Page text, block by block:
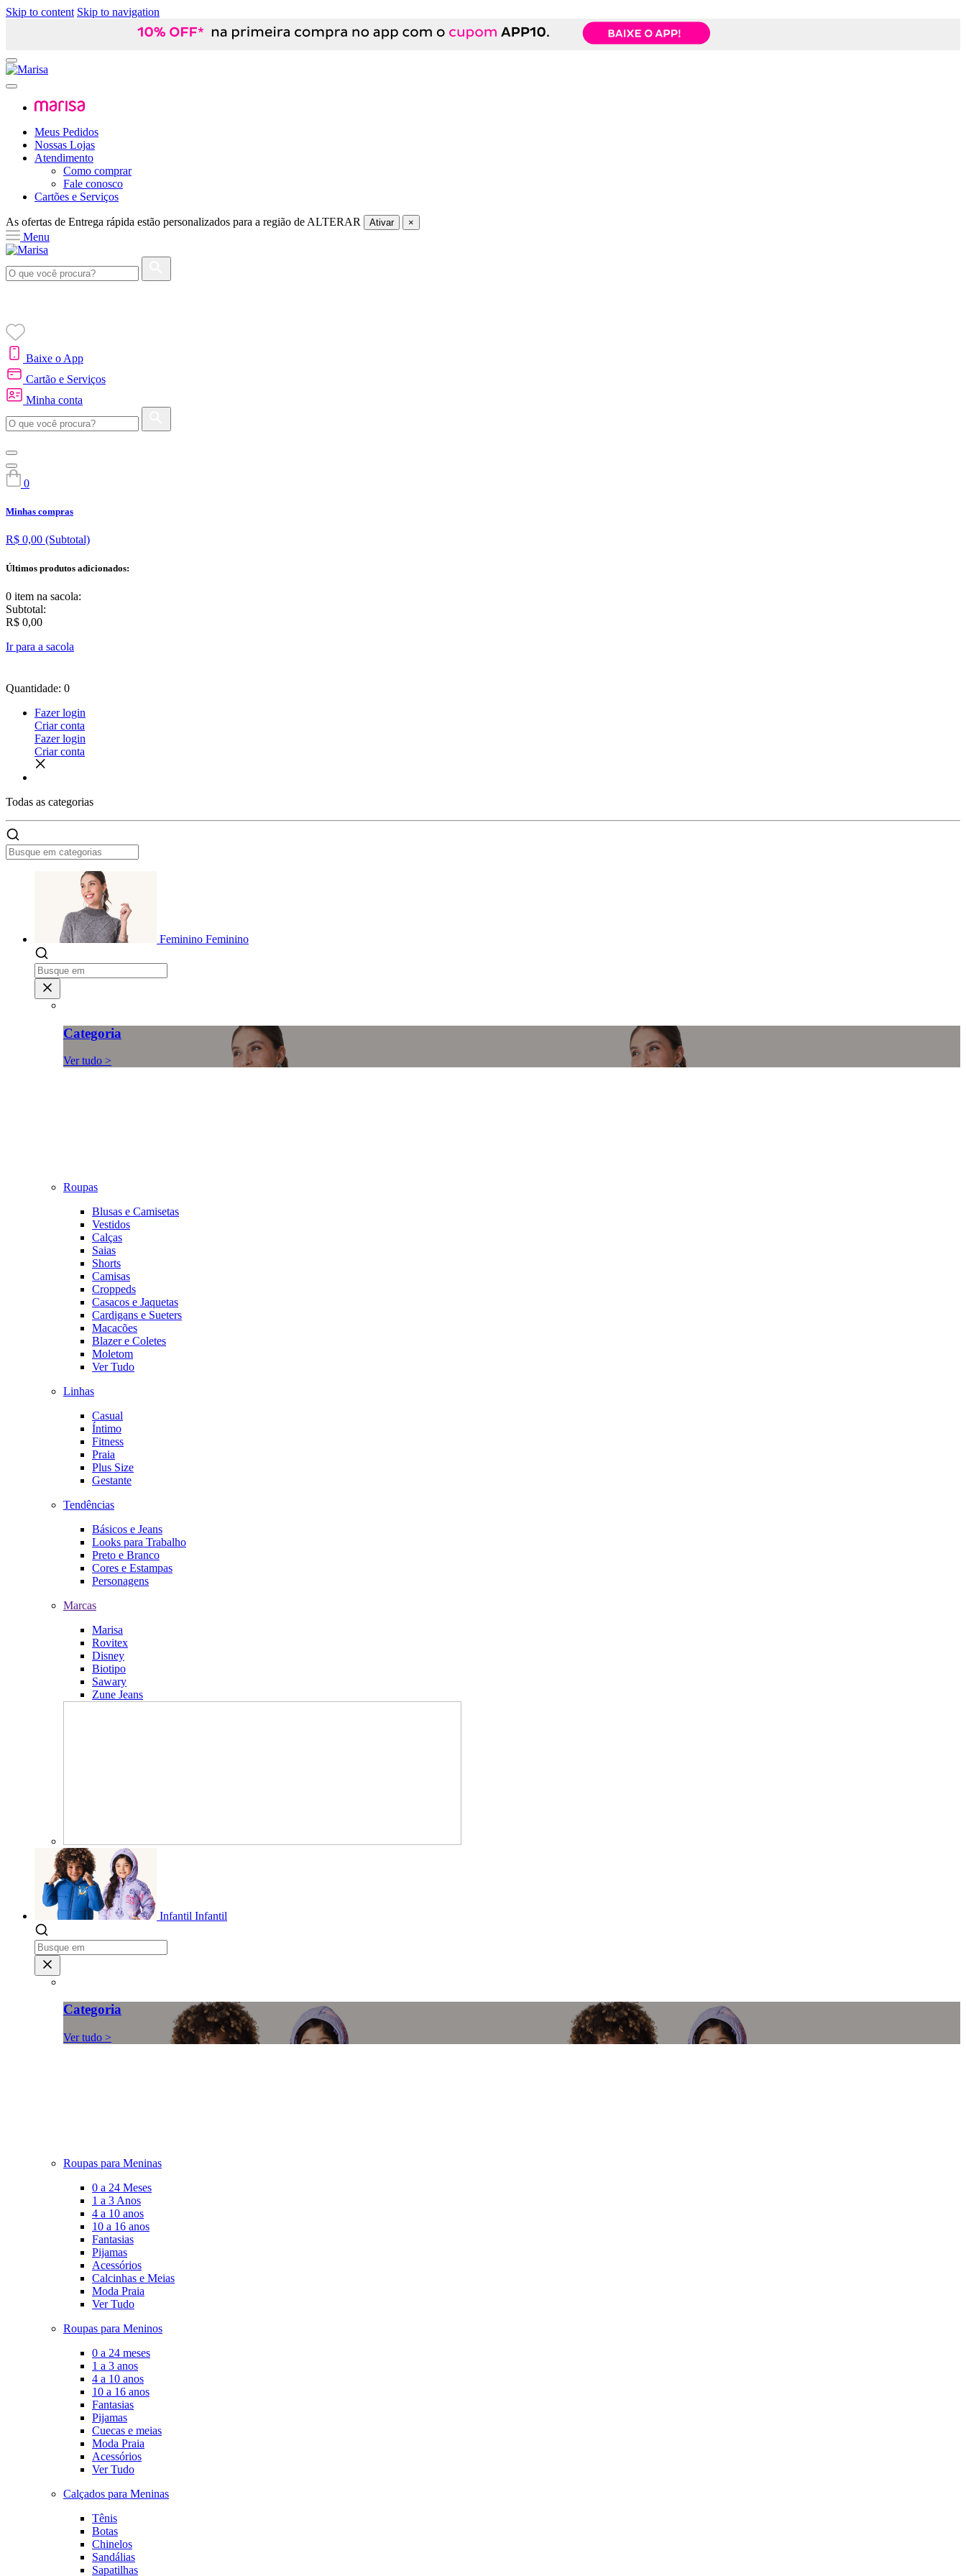
Skip to content Skip to navigation
Meus Pedidos
Nossas Lojas
Atendimento
Como comprar
Fale conosco
Cartões e Serviços
As ofertas de Entrega rápida estão personalizados para a região de ALTERAR Ativar ×
Menu
Baixe o App
Cartão e Serviços
Minha conta
0
Minhas compras
R$ 0,00 (Subtotal)
Últimos produtos adicionados:
0 item na sacola:
Subtotal:
R$ 0,00
Ir para a sacola
Quantidade: 0
Fazer login
Criar conta
Fazer login
Criar conta
Todas as categorias
Feminino Feminino
Categoria
Ver tudo >
Roupas
Blusas e Camisetas
Vestidos
Calças
Saias
Shorts
Camisas
Croppeds
Casacos e Jaquetas
Cardigans e Sueters
Macacões
Blazer e Coletes
Moletom
Ver Tudo
Linhas
Casual
Íntimo
Fitness
Praia
Plus Size
Gestante
Tendências
Básicos e Jeans
Looks para Trabalho
Preto e Branco
Cores e Estampas
Personagens
Marcas
Marisa
Rovitex
Disney
Biotipo
Sawary
Zune Jeans
Infantil Infantil
Categoria
Ver tudo >
Roupas para Meninas
0 a 24 Meses
1 a 3 Anos
4 a 10 anos
10 a 16 anos
Fantasias
Pijamas
Acessórios
Calcinhas e Meias
Moda Praia
Ver Tudo
Roupas para Meninos
0 a 24 meses
1 a 3 anos
4 a 10 anos
10 a 16 anos
Fantasias
Pijamas
Cuecas e meias
Moda Praia
Acessórios
Ver Tudo
Calçados para Meninas
Tênis
Botas
Chinelos
Sandálias
Sapatilhas